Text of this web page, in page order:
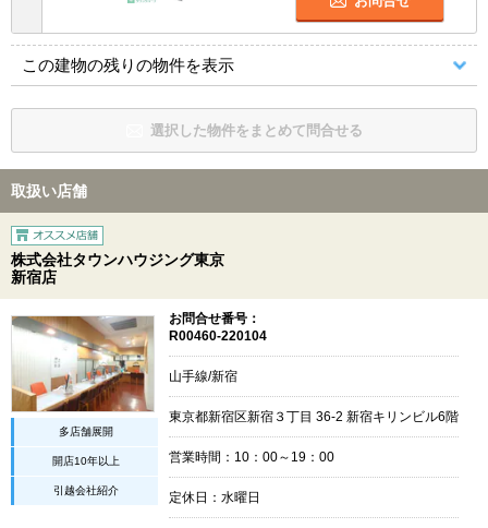
この建物の残りの物件を表示
選択した物件をまとめて問合せる
取扱い店舗
株式会社タウンハウジング東京
新宿店
多店舗展開
開店10年以上
引越会社紹介
お問合せ番号：
R00460-220104
山手線/新宿
東京都新宿区新宿３丁目 36-2 新宿キリンビル6階
営業時間：10：00～19：00
定休日：水曜日